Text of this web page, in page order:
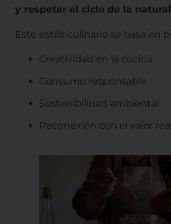
y respetar el ciclo de la
Este estilo culinario se basa en
Creatividad en la cocina
Consumo responsable
Sostenibilidad ambiental
Reconexión con el valor